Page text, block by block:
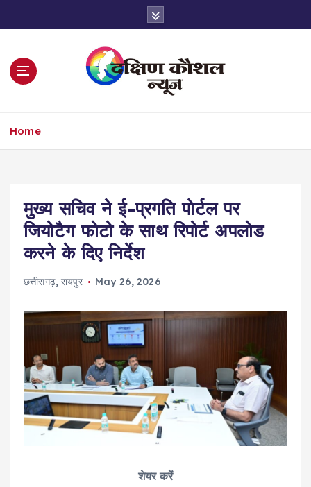
t
Home
मुख्य सचिव ने ई-प्रगति पोर्टल पर
जियोटैग फोटो के साथ रिपोर्ट अपलोड
करने के दिए निर्देश
छत्तीसगढ़,रायपुर May 26, 2026
शेयर करें